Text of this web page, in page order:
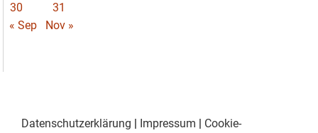
30
31
« Sep
Nov »
Datenschutzerklärung Impressum
Cookie-